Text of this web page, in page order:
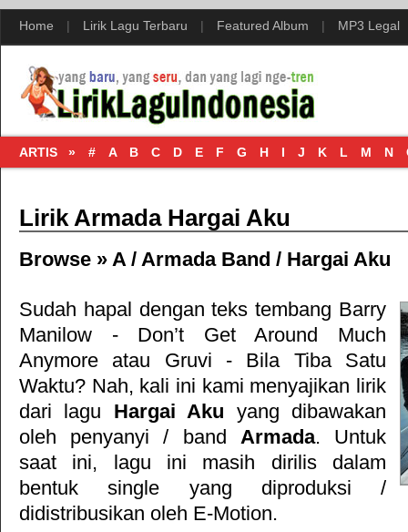
Home | Lirik Lagu Terbaru | Featured Album | MP3 Legal
ARTIS » # A B C D E F G H I J K L M N
Lirik Armada Hargai Aku
Browse » A/ Armada Band / Hargai Aku
Sudah hapal dengan teks tembang Barry
Manilow - Don’t Get Around Much
Anymore atau Gruvi - Bila Tiba Satu
Waktu? Nah, kali ini kami menyajikan lirik
dari lagu Hargai Aku yang dibawakan
oleh penyanyi / band Armada. Untuk
saat ini, lagu ini masih dirilis dalam
bentuk single yang diproduksi /
didistribusikan oleh E-Motion.